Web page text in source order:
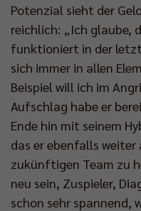
Potenzial sieht der
reichlich: „Ich glaube,
funktioniert in der
sich immer in allen
Beispiel will ich im
Aufschlag habe er
Ende hin mit seinem
das er ebenfalls
zukünftigen Team zu
neu sein, Zuspieler,
schon sehr spannend,